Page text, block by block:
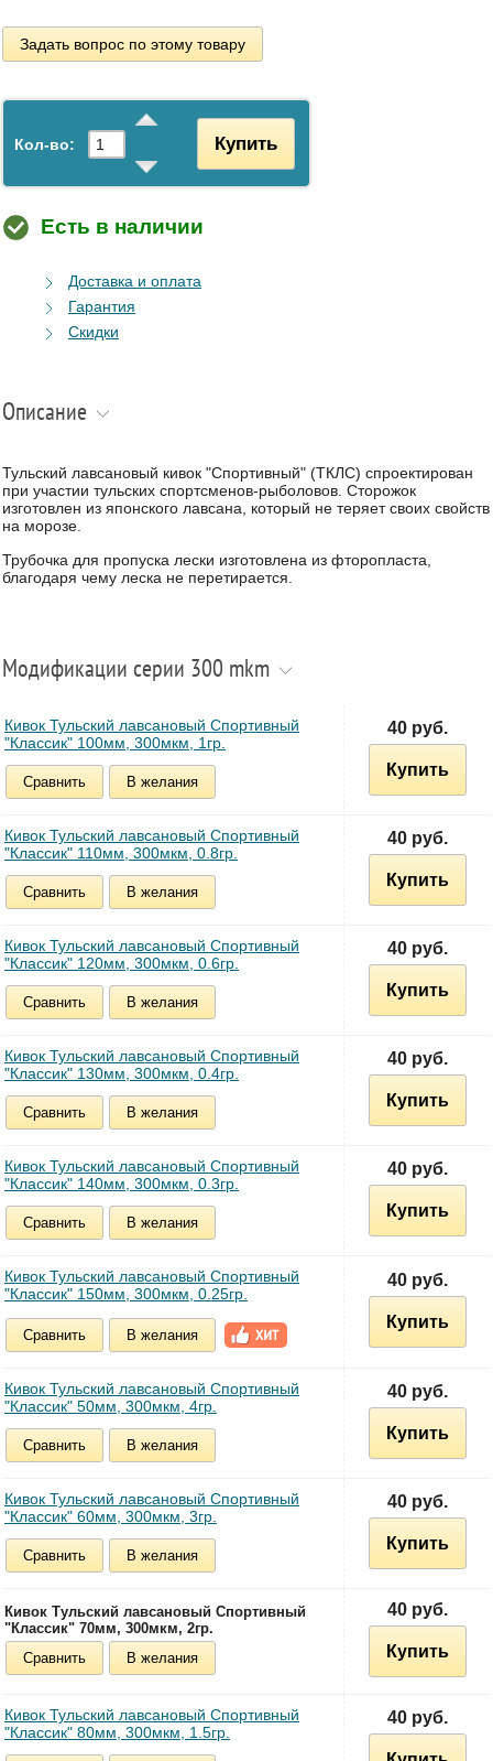
Задать вопрос по этому товару
Кол-во: Купить
Есть в наличии
Доставка и оплата
Гарантия
Скидки
Описание
Тульский лавсановый кивок "Спортивный" (ТКЛС) спроектирован
при участии тульских спортсменов-рыболовов. Сторожок
изготовлен из японского лавсана, который не теряет своих свойств
на морозе.
Трубочка для пропуска лески изготовлена из фторопласта,
благодаря чему леска не перетирается.
Модификации серии 300 mkm
Кивок Тульский лавсановый Спортивный
"Классик" 100мм, 300мкм, 1гр.
Сравнить В желания
40 руб.
Купить
Кивок Тульский лавсановый Спортивный
"Классик" 110мм, 300мкм, 0.8гр.
Сравнить В желания
40 руб.
Купить
Кивок Тульский лавсановый Спортивный
"Классик" 120мм, 300мкм, 0.6гр.
Сравнить В желания
40 руб.
Купить
Кивок Тульский лавсановый Спортивный
"Классик" 130мм, 300мкм, 0.4гр.
Сравнить В желания
40 руб.
Купить
Кивок Тульский лавсановый Спортивный
"Классик" 140мм, 300мкм, 0.3гр.
Сравнить В желания
40 руб.
Купить
Кивок Тульский лавсановый Спортивный
"Классик" 150мм, 300мкм, 0.25гр.
Сравнить В желания
40 руб.
Купить
Кивок Тульский лавсановый Спортивный
"Классик" 50мм, 300мкм, 4гр.
Сравнить В желания
40 руб.
Купить
Кивок Тульский лавсановый Спортивный
"Классик" 60мм, 300мкм, 3гр.
Сравнить В желания
40 руб.
Купить
Кивок Тульский лавсановый Спортивный
"Классик" 70мм, 300мкм, 2гр.
Сравнить
В желания
40 руб.
Купить
Кивок Тульский лавсановый Спортивный
"Классик" 80мм, 300мкм, 1.5гр.
40 руб.